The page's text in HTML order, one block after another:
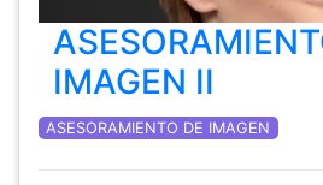
IMAGEN II
ASESORAMIENTO DE IMAGEN